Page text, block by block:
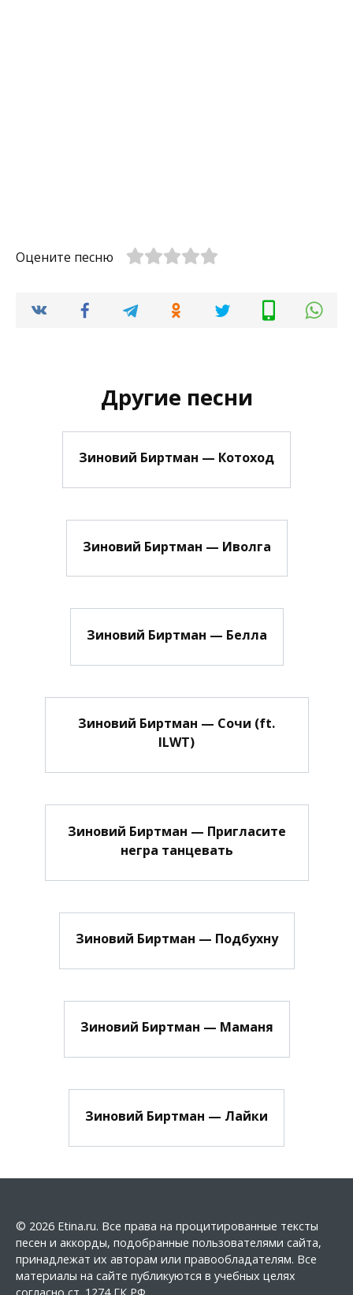
Оцените песню
Другие песни
Зиновий Биртман — Котоход
Зиновий Биртман — Иволга
Зиновий Биртман — Белла
Зиновий Биртман — Сочи (ft.
ILWT)
Зиновий Биртман — Пригласите
негра танцевать
Зиновий Биртман — Подбухну
Зиновий Биртман — Маманя
Зиновий Биртман — Лайки
© 2026 Etina.ru. Все права на процитированные тексты
песен и аккорды, подобранные пользователями сайта,
принадлежат их авторам или правообладателям. Все
материалы на сайте публикуются в учебных целях